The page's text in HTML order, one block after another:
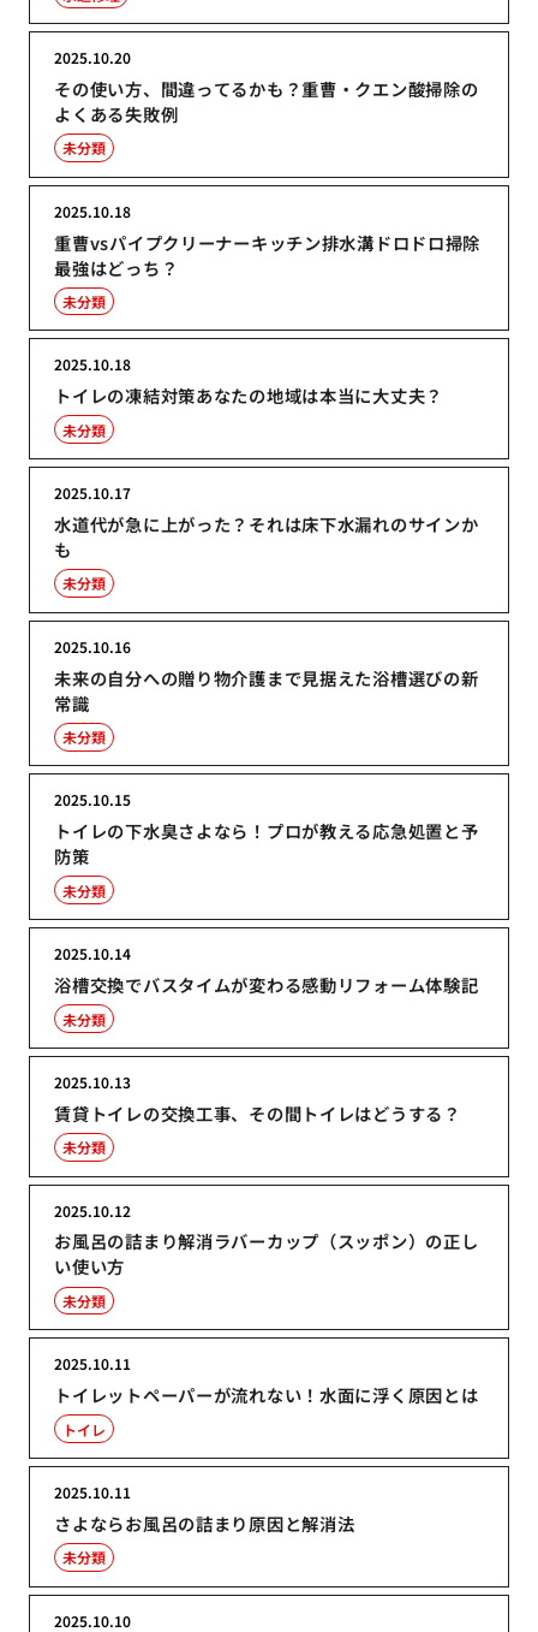
その使い方、間違ってるかも？重曹・クエン酸掃除の
よくある失敗例
2025.10.20
未分類
重曹vsパイプクリーナーキッチン排水溝ドロドロ掃除
最強はどっち？
2025.10.18
未分類
トイレの凍結対策あなたの地域は本当に大丈夫？
2025.10.18
未分類
水道代が急に上がった？それは床下水漏れのサインか
も
2025.10.17
未分類
未来の自分への贈り物介護まで見据えた浴槽選びの新
常識
2025.10.16
未分類
トイレの下水臭さよなら！プロが教える応急処置と予
防策
2025.10.15
未分類
浴槽交換でバスタイムが変わる感動リフォーム体験記
2025.10.14
未分類
賃貸トイレの交換工事、その間トイレはどうする？
2025.10.13
未分類
お風呂の詰まり解消ラバーカップ（スッポン）の正し
い使い方
2025.10.12
未分類
トイレットペーパーが流れない！水面に浮く原因とは
2025.10.11
トイレ
さよならお風呂の詰まり原因と解消法
2025.10.11
未分類
2025.10.10